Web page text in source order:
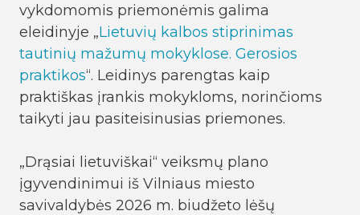
vykdomomis priemonėmis galima
eleidinyje „Lietuvių kalbos stiprinimas
tautinių mažumų mokyklose. Gerosios
praktikos“. Leidinys parengtas kaip
praktiškas įrankis mokykloms, norinčioms
taikyti jau pasiteisinusias priemones.
„Drąsiai lietuviškai“ veiksmų plano
įgyvendinimui iš Vilniaus miesto
savivaldybės 2026 m. biudžeto lėšų